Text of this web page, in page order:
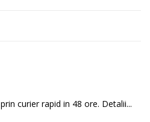
prin curier rapid in 48 ore. Detalii...